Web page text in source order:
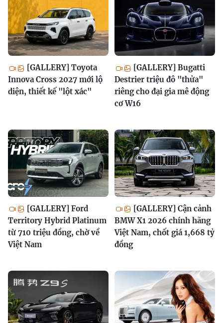
[GALLERY] Toyota
Innova Cross 2027 mới lộ
diện, thiết kế "lột xác"
[GALLERY] Bugatti
Destrier triệu đô "thửa"
riêng cho đại gia mê động
cơ W16
[GALLERY] Ford
Territory Hybrid Platinum
từ 710 triệu đồng, chờ về
Việt Nam
[GALLERY] Cận cảnh
BMW X1 2026 chính hãng
Việt Nam, chốt giá 1,668 tỷ
đồng